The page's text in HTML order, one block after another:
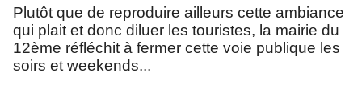
Plutôt que de reproduire ailleurs cette ambiance
qui plait et donc diluer les touristes, la mairie du
12ème réfléchit à fermer cette voie publique les
soirs et weekends...